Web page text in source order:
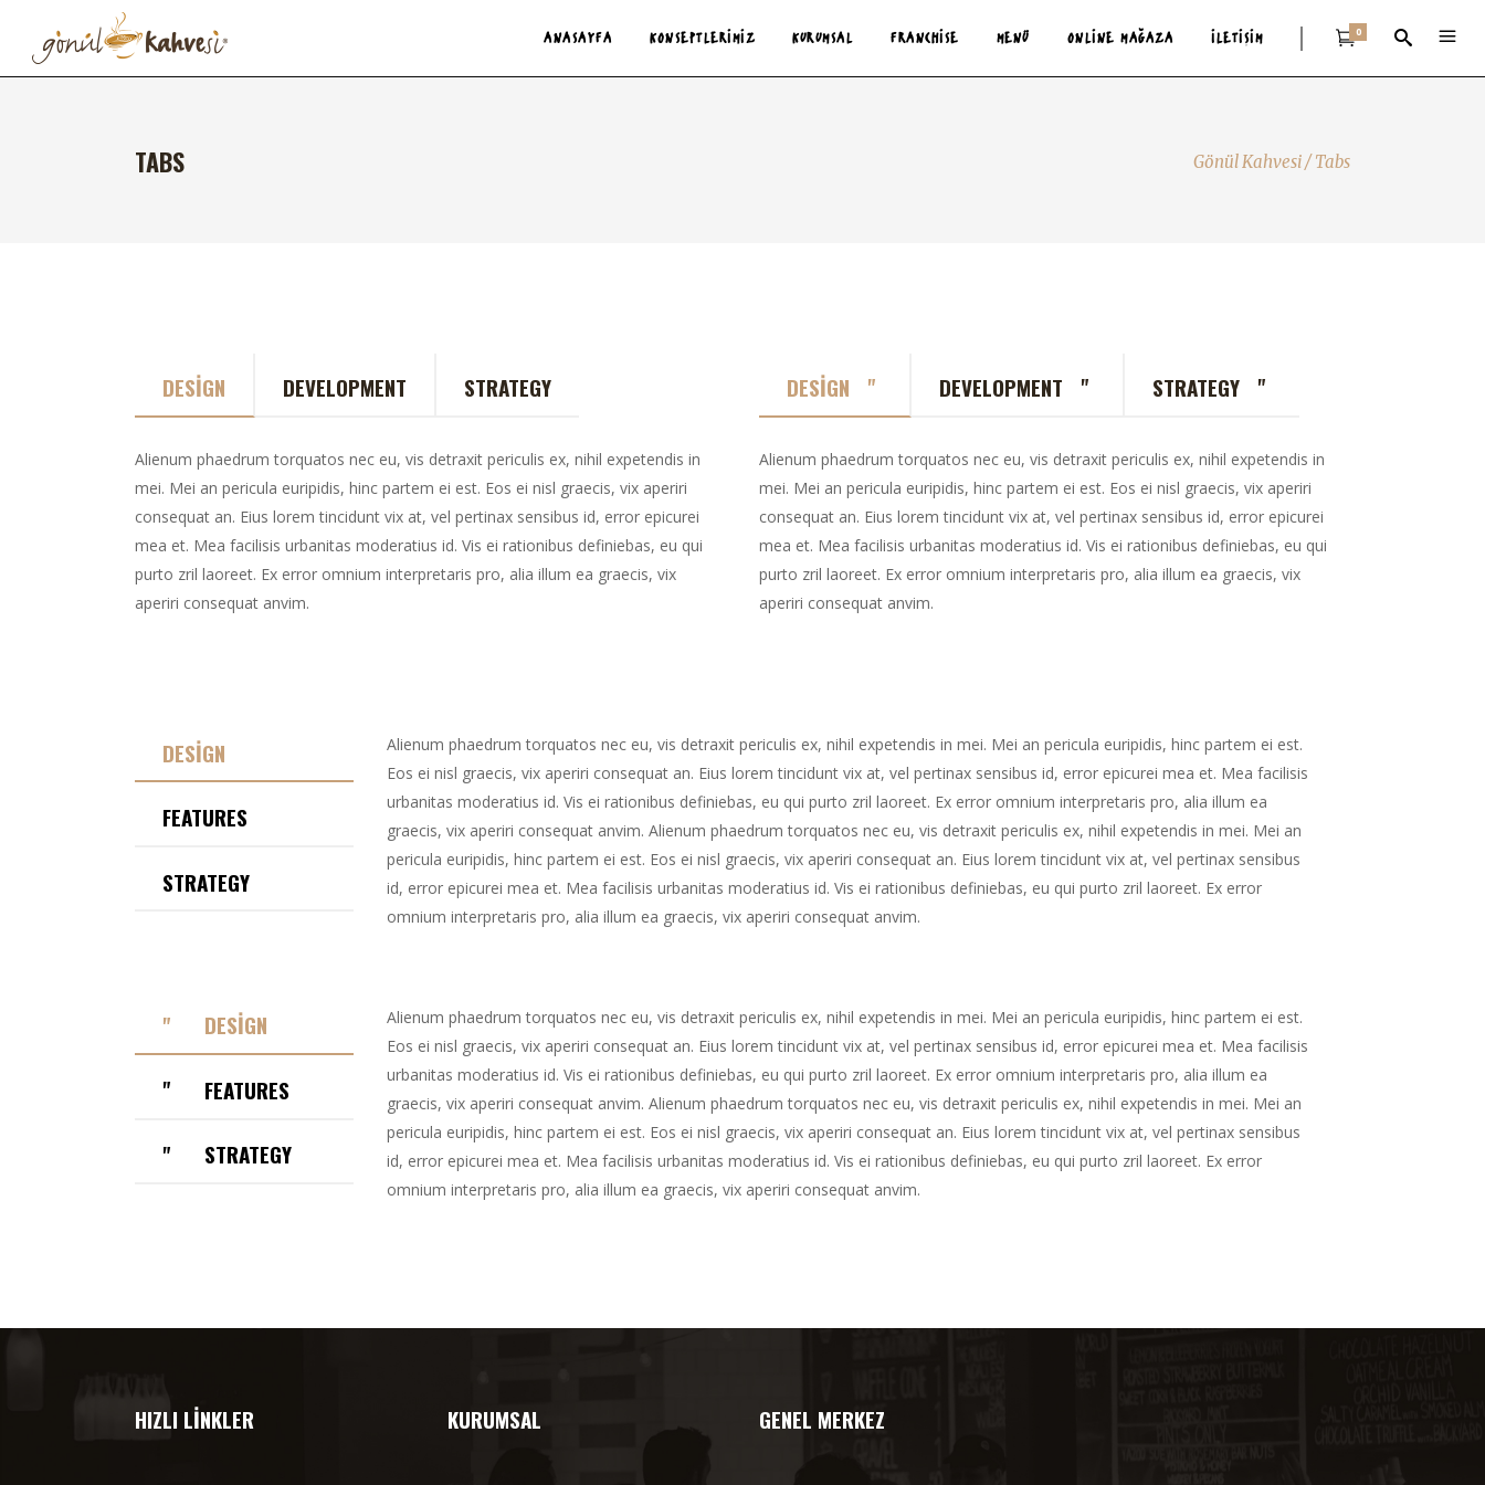
ANASAYFA KONSEPTLERIMIZ KURUMSAL FRANCHISE MENÜ ONLINE MAĞAZA İLETIŞIM 0
TABS Gönül Kahvesi/Tabs
DESIGN DEVELOPMENT STRATEGY
Alienum phaedrum torquatos nec eu, vis detraxit periculis ex, nihil expetendis in
mei. Mei an pericula euripidis, hinc partem ei est. Eos ei nisl graecis, vix aperiri
consequat an. Eius lorem tincidunt vix at, vel pertinax sensibus id, error epicurei
mea et. Mea facilisis urbanitas moderatius id. Vis ei rationibus definiebas, eu qui
purto zril laoreet. Ex error omnium interpretaris pro, alia illum ea graecis, vix
aperiri consequat anvim.
DESIGN " DEVELOPMENT " STRATEGY "
Alienum phaedrum torquatos nec eu, vis detraxit periculis ex, nihil expetendis in
mei. Mei an pericula euripidis, hinc partem ei est. Eos ei nisl graecis, vix aperiri
consequat an. Eius lorem tincidunt vix at, vel pertinax sensibus id, error epicurei
mea et. Mea facilisis urbanitas moderatius id. Vis ei rationibus definiebas, eu qui
purto zril laoreet. Ex error omnium interpretaris pro, alia illum ea graecis, vix
aperiri consequat anvim.
DESIGN
FEATURES
STRATEGY
Alienum phaedrum torquatos nec eu, vis detraxit periculis ex, nihil expetendis in mei. Mei an pericula euripidis, hinc partem ei est.
Eos ei nisl graecis, vix aperiri consequat an. Eius lorem tincidunt vix at, vel pertinax sensibus id, error epicurei mea et. Mea facilisis
urbanitas moderatius id. Vis ei rationibus definiebas, eu qui purto zril laoreet. Ex error omnium interpretaris pro, alia illum ea
graecis, vix aperiri consequat anvim. Alienum phaedrum torquatos nec eu, vis detraxit periculis ex, nihil expetendis in mei. Mei an
pericula euripidis, hinc partem ei est. Eos ei nisl graecis, vix aperiri consequat an. Eius lorem tincidunt vix at, vel pertinax sensibus
id, error epicurei mea et. Mea facilisis urbanitas moderatius id. Vis ei rationibus definiebas, eu qui purto zril laoreet. Ex error
omnium interpretaris pro, alia illum ea graecis, vix aperiri consequat anvim.
" DESIGN
" FEATURES
" STRATEGY
Alienum phaedrum torquatos nec eu, vis detraxit periculis ex, nihil expetendis in mei. Mei an pericula euripidis, hinc partem ei est.
Eos ei nisl graecis, vix aperiri consequat an. Eius lorem tincidunt vix at, vel pertinax sensibus id, error epicurei mea et. Mea facilisis
urbanitas moderatius id. Vis ei rationibus definiebas, eu qui purto zril laoreet. Ex error omnium interpretaris pro, alia illum ea
graecis, vix aperiri consequat anvim. Alienum phaedrum torquatos nec eu, vis detraxit periculis ex, nihil expetendis in mei. Mei an
pericula euripidis, hinc partem ei est. Eos ei nisl graecis, vix aperiri consequat an. Eius lorem tincidunt vix at, vel pertinax sensibus
id, error epicurei mea et. Mea facilisis urbanitas moderatius id. Vis ei rationibus definiebas, eu qui purto zril laoreet. Ex error
omnium interpretaris pro, alia illum ea graecis, vix aperiri consequat anvim.
HIZLI LINKLER KURUMSAL GENEL MERKEZ